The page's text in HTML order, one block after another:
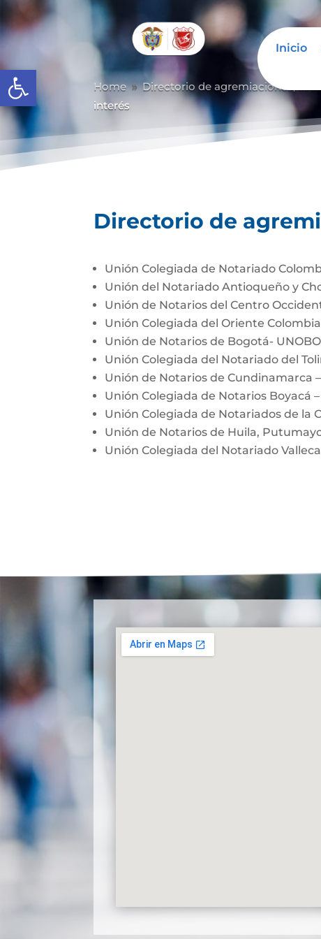
Abrir barra de herramientas
Inicio
Home 9 Directorio de agremiaciones,
interés
Directorio de
Unión Colegiada de Notariado
Unión del Notariado Antioqueño y
Unión de Notarios del Centro
Unión Colegiada del Oriente
Unión de Notarios de Bogotá-
Unión Colegiada del Notariado del
Unión de Notarios de Cundinamarca
Unión Colegiada de Notarios Boyacá –
Unión Colegiada de Notariados de la
Unión de Notarios de Huila,
Unión Colegiada del Notariado